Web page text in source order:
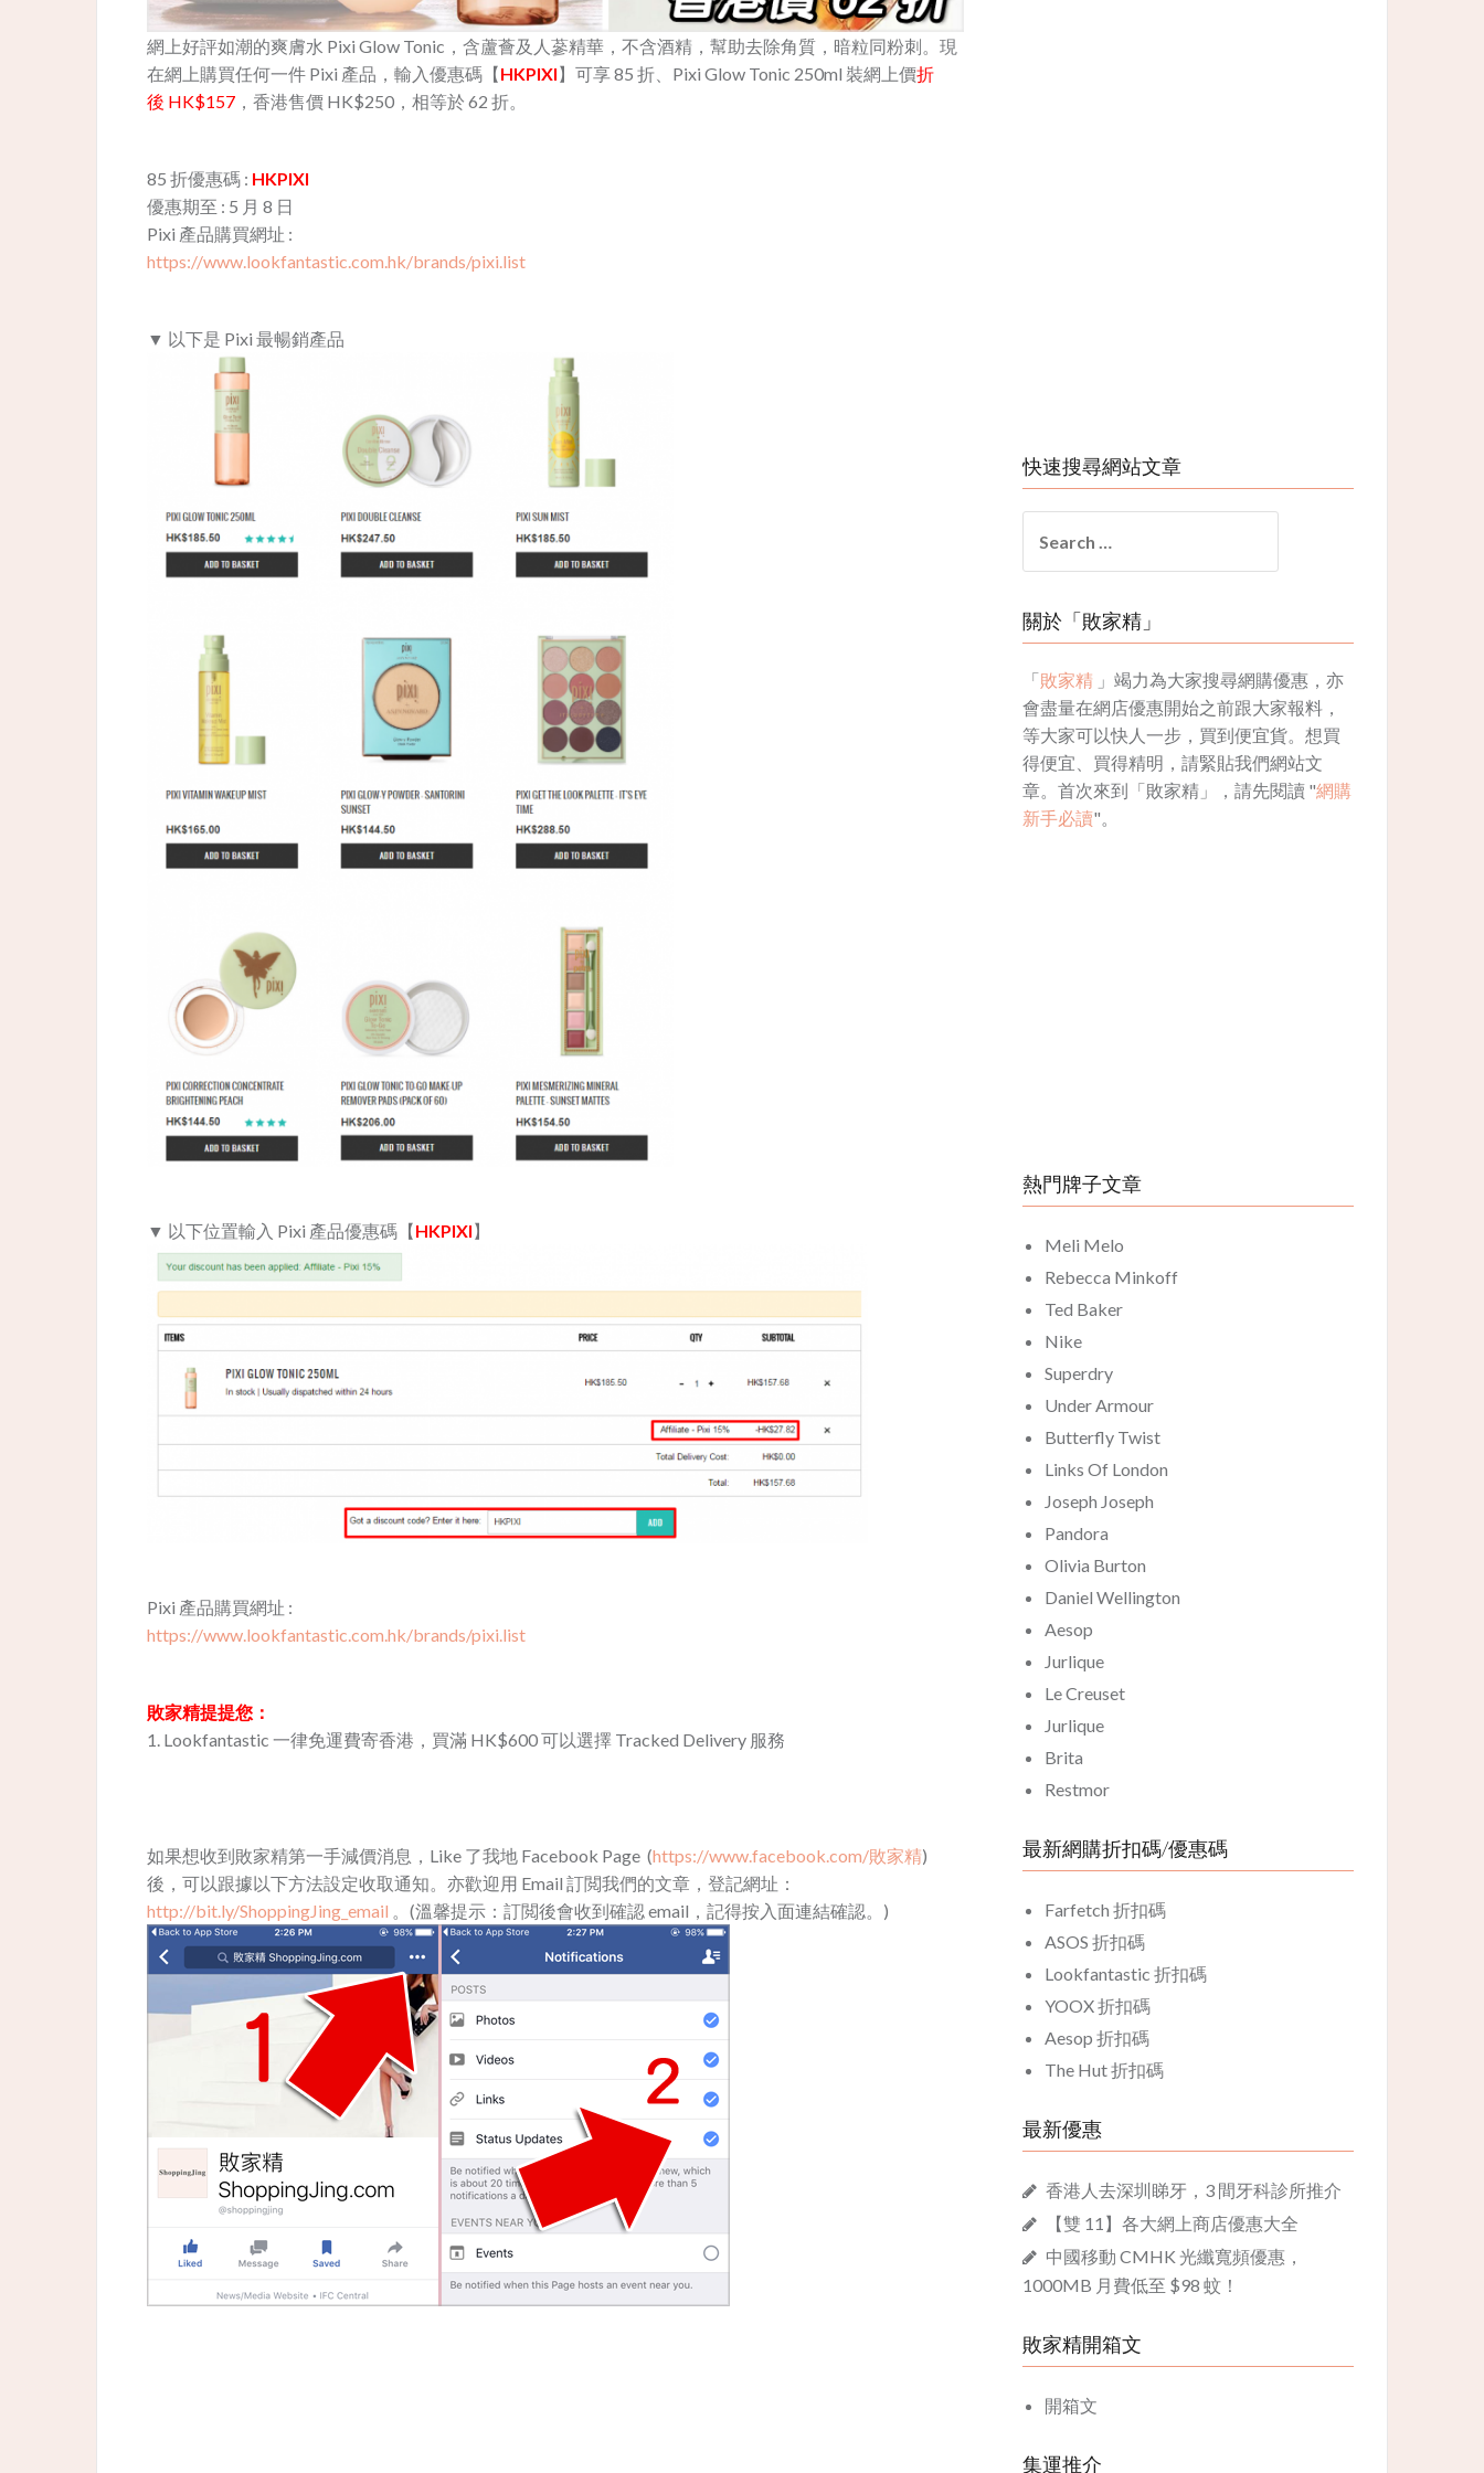
網上好評如潮的爽膚水 Pixi Glow Tonic，含蘆薈及人蔘精華，不含酒精，幫助去除角質，暗粒同粉刺。現
在網上購買任何一件 Pixi 產品，輸入優惠碼【HKPIXI】可享 85 折、Pixi Glow Tonic 250ml 裝網上價折
後 HK$157 ，香港售價 HK$250，相等於 62 折。
85 折優惠碼 : HKPIXI
優惠期至 : 5 月 8 日
Pixi 產品購買網址 :
https://www.lookfantastic.com.hk/brands/pixi.list
▼ 以下是 Pixi 最暢銷產品
▼ 以下位置輸入 Pixi 產品優惠碼【HKPIXI】
Pixi 產品購買網址 :
https://www.lookfantastic.com.hk/brands/pixi.list
敗家精提提您：
1. Lookfantastic 一律免運費寄香港，買滿 HK$600 可以選擇 Tracked Delivery 服務
如果想收到敗家精第一手減價消息，Like 了我地 Facebook Page (https://www.facebook.com/敗家精)
後，可以跟據以下方法設定收取通知。亦歡迎用 Email 訂閲我們的文章，登記網址：
http://bit.ly/ShoppingJing_email 。(溫馨提示：訂閲後會收到確認 email，記得按入面連結確認。)
快速搜尋網站文章
for:
關於「敗家精」
「敗家精 」竭力為大家搜尋網購優惠，亦
會盡量在網店優惠開始之前跟大家報料，
等大家可以快人一步，買到便宜貨。想買
得便宜、買得精明，請緊貼我們網站文
章。首次來到「敗家精」，請先閱讀 "網購
新手必讀"。
熱門牌子文章
Meli Melo
Rebecca Minkoff
Ted Baker
Nike
Superdry
Under Armour
Butterfly Twist
Links Of London
Joseph Joseph
Pandora
Olivia Burton
Daniel Wellington
Aesop
Jurlique
Le Creuset
Jurlique
Brita
Restmor
最新網購折扣碼/優惠碼
Farfetch 折扣碼
ASOS 折扣碼
Lookfantastic 折扣碼
YOOX 折扣碼
Aesop 折扣碼
The Hut 折扣碼
最新優惠
香港人去深圳睇牙，3 間牙科診所推介
【雙 11】各大網上商店優惠大全
中國移動 CMHK 光纖寬頻優惠，
1000MB 月費低至 $98 蚊！
敗家精開箱文
開箱文
集運推介